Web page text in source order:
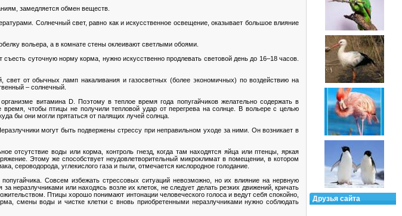
замедляется обмен веществ.
Солнечный свет, равно как и искусственное освещение, оказывает большое влияние
вольера, а в комнате стены оклеивают светлыми обоями.
суточную норму корма, нужно искусственно продлевать световой день до 16–18 часов.
от обычных ламп накаливания и газосветных (более экономичных) по воздействию на
– солнечный.
витамина D. Поэтому в теплое время года попугайчиков желательно содержать в
чтобы птицы не получили тепловой удар от перегрева на солнце. В вольере с целью
бы они могли прятаться от палящих лучей солнца.
могут быть подвержены стрессу при неправильном уходе за ними. Он возникает в
отсутствие воды или корма, контроль гнезд, когда там находятся яйца или птенцы, яркая
Этому же способствует неудовлетворительный микроклимат в помещении, в котором
сероводорода, углекислого газа и пыли, отмечается кислородное голодание.
Совсем избежать стрессовых ситуаций невозможно, но их влияние на нервную
неразлучниками или находясь возле их клеток, не следует делать резких движений, кричать
Птицы хорошо понимают интонации человеческого голоса и ведут себя спокойно,
смены воды и чистке клетки с вновь приобретенными неразлучниками нужно соблюдать
Друзья сайта